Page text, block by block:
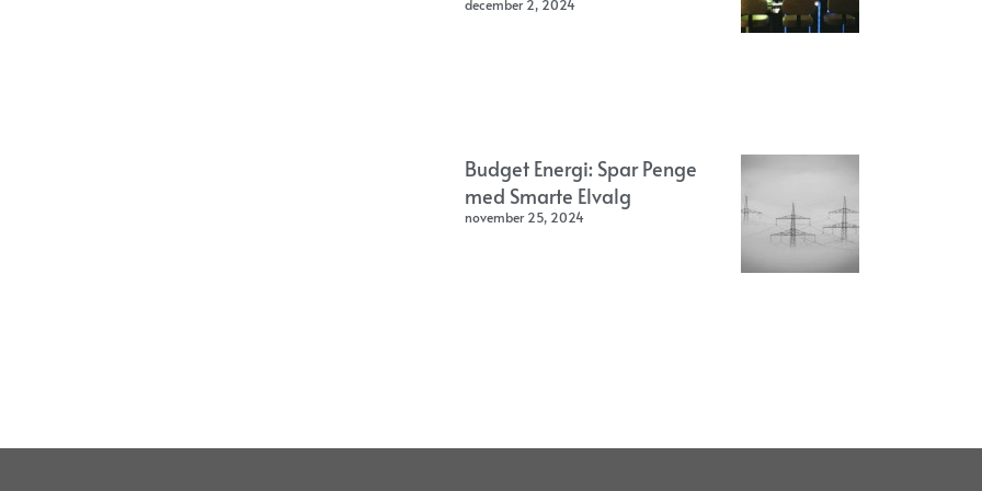
december 2, 2024
Budget Energi: Spar Penge
med Smarte Elvalg
november 25, 2024